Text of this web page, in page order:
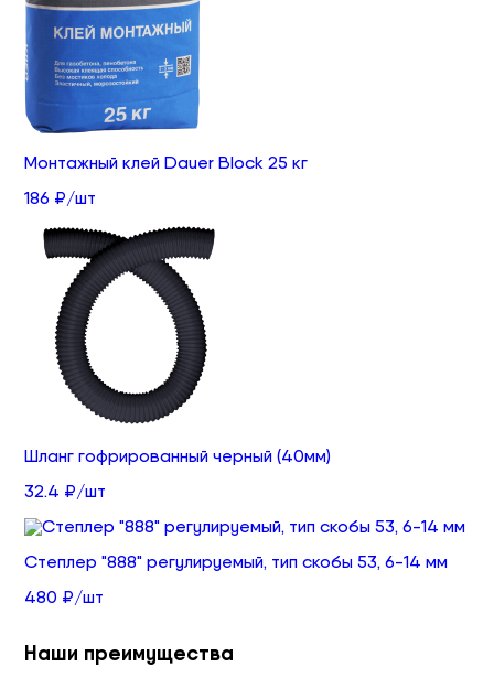
Монтажный клей Dauer Block 25 кг
186 ₽/шт
Шланг гофрированный черный (40мм)
32.4 ₽/шт
Степлер "888" регулируемый, тип скобы 53, 6-14 мм
480 ₽/шт
Наши преимущества